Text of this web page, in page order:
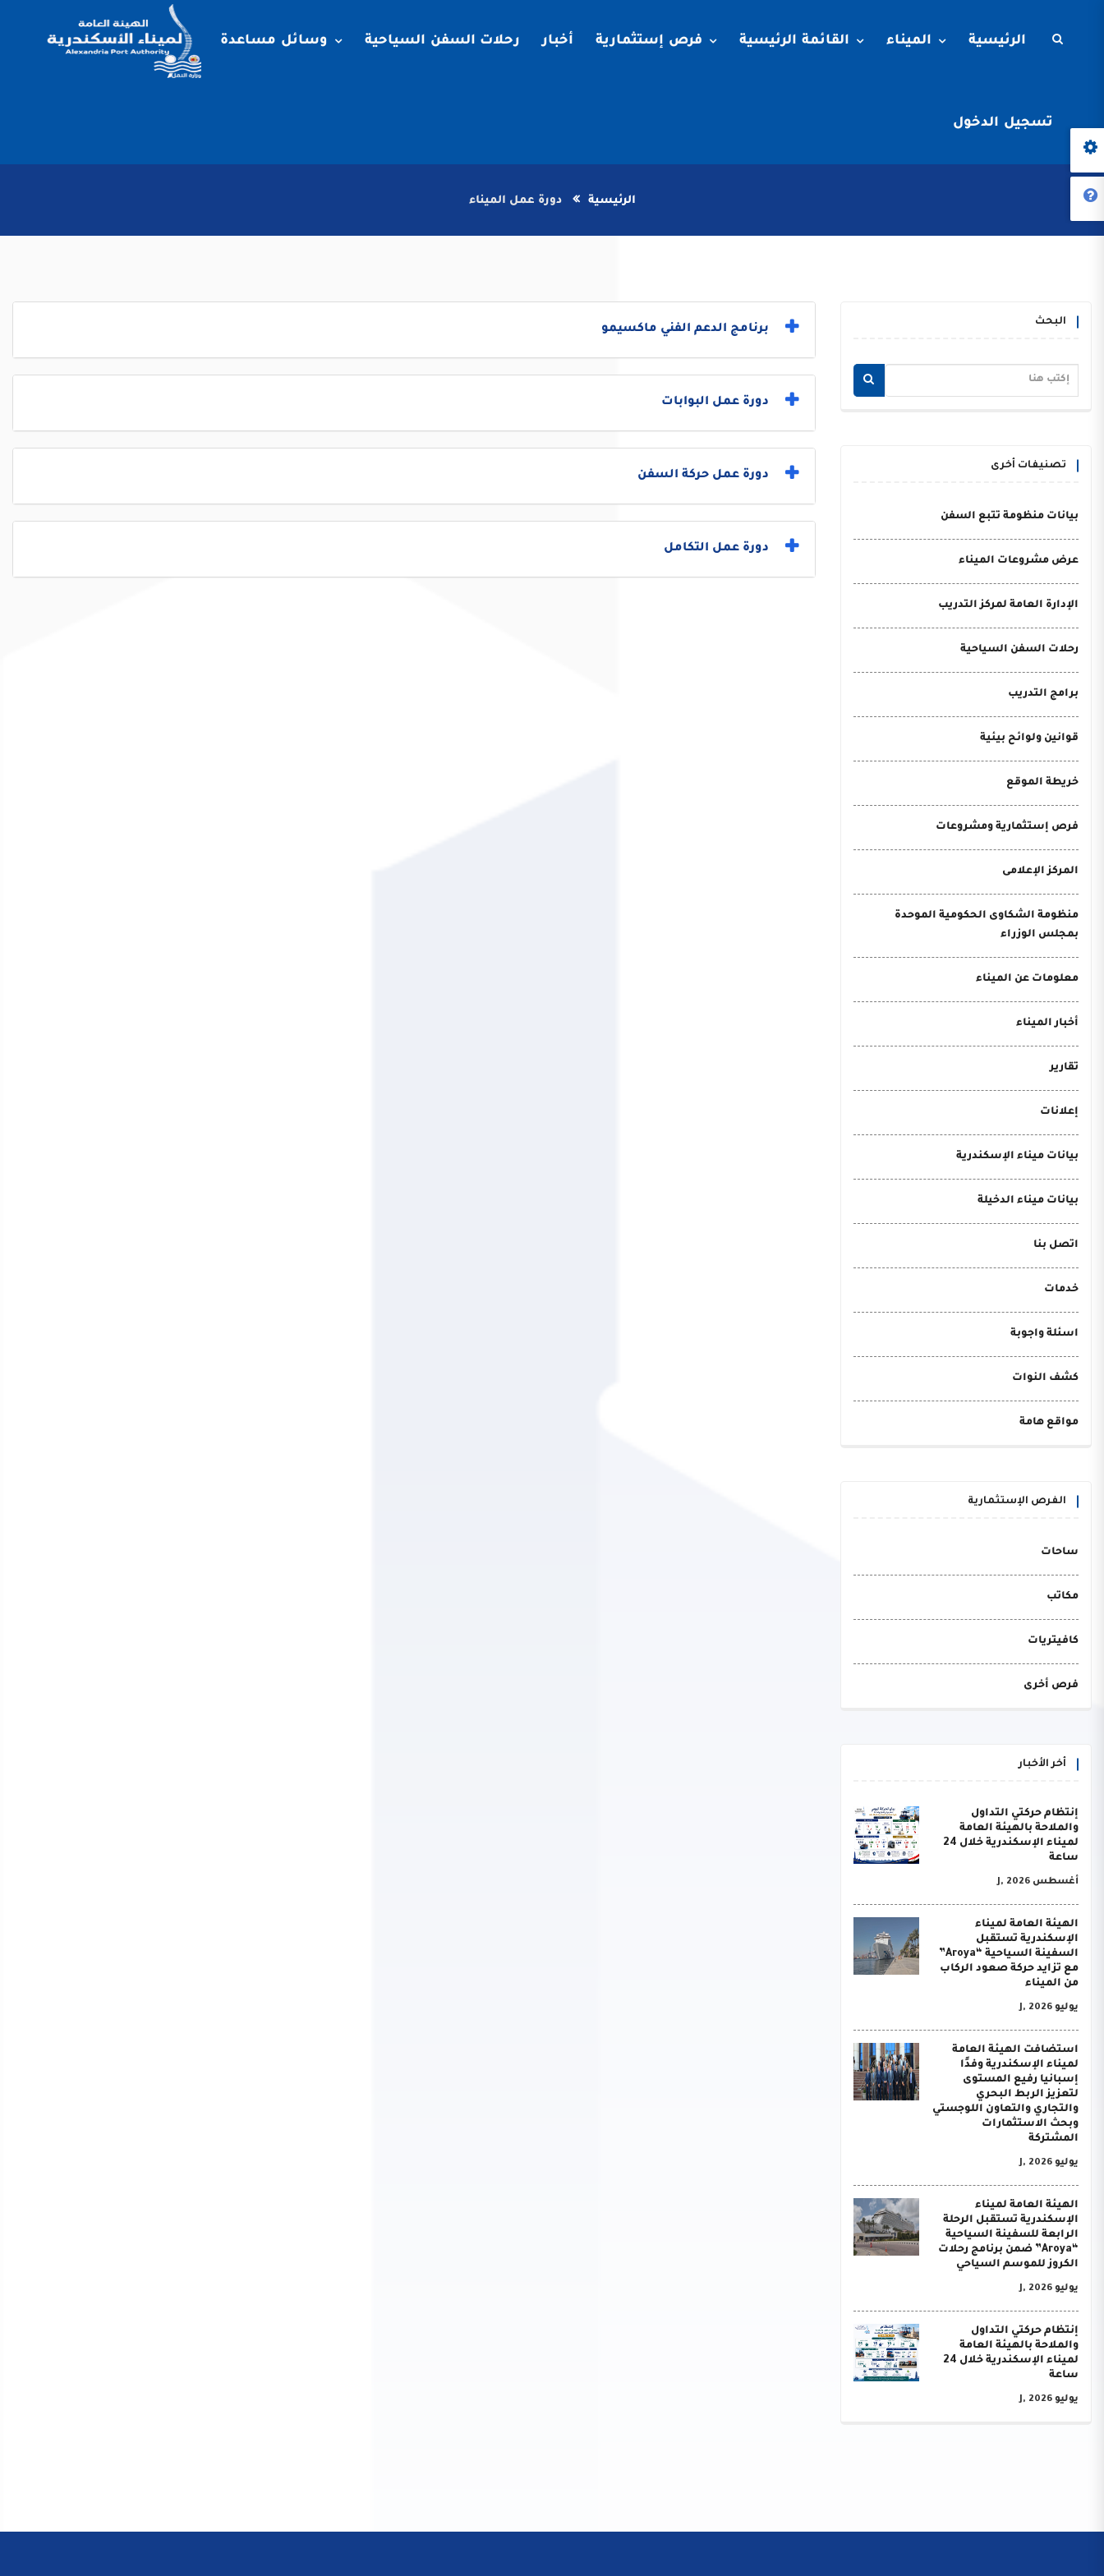
الرئيسية الميناء القائمة الرئيسية فرص إستثمارية أخبار رحلات السفن السياحية وسائل مساعدة
تسجيل الدخول
الرئيسية دورة عمل الميناء
البحث
تصنيفات أخرى
بيانات منظومة تتبع السفن
عرض مشروعات الميناء
الإدارة العامة لمركز التدريب
رحلات السفن السياحية
برامج التدريب
قوانين ولوائح بيئية
خريطة الموقع
فرص إستثمارية ومشروعات
المركز الإعلامى
منظومة الشكاوى الحكومية الموحدة
بمجلس الوزراء
معلومات عن الميناء
أخبار الميناء
تقارير
إعلانات
بيانات ميناء الإسكندرية
بيانات ميناء الدخيلة
اتصل بنا
خدمات
اسئلة واجوبة
كشف النوات
مواقع هامة
الفرص الإستثمارية
ساحات
مكاتب
كافيتريات
فرص أخرى
أخر الأخبار
إنتظام حركتي التداول
والملاحة بالهيئة العامة
لميناء الإسكندرية خلال 24
ساعة
أغسطس J, 2026
الهيئة العامة لميناء
الإسكندرية تستقبل
السفينة السياحية “Aroya”
مع تزايد حركة صعود الركاب
من الميناء
يوليو J, 2026
استضافت الهيئة العامة
لميناء الإسكندرية وفدًا
إسبانيا رفيع المستوى
لتعزيز الربط البحري
والتجاري والتعاون اللوجستي
وبحث الاستثمارات
المشتركة
يوليو J, 2026
الهيئة العامة لميناء
الإسكندرية تستقبل الرحلة
الرابعة للسفينة السياحية
“Aroya” ضمن برنامج رحلات
الكروز للموسم السياحي
يوليو J, 2026
إنتظام حركتي التداول
والملاحة بالهيئة العامة
لميناء الإسكندرية خلال 24
ساعة
يوليو J, 2026
برنامج الدعم الفني ماكسيمو
دورة عمل البوابات
دورة عمل حركة السفن
دورة عمل التكامل